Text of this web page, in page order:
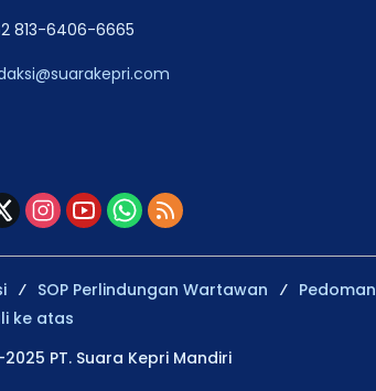
813-6406-6665
SOP Perlindungan Wartawan
ke atas
PT. Suara Kepri Mandiri